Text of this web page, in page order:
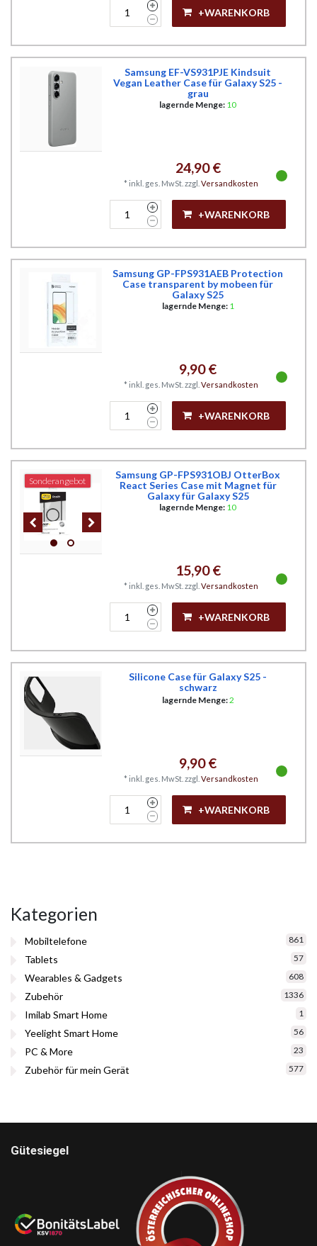
Kategorien
Mobiltelefone 861
Tablets 57
Wearables & Gadgets 608
Zubehör 1336
Imilab Smart Home 1
Yeelight Smart Home 56
PC & More 23
Zubehör für mein Gerät 577
+WARENKORB
Samsung EF-VS931PJE Kindsuit
Vegan Leather Case für Galaxy S25 -
grau
lagernde Menge: 10
24,90 €
* inkl. ges. MwSt. zzgl. Versandkosten
+WARENKORB
Samsung GP-FPS931AEB Protection
Case transparent by mobeen für
Galaxy S25
lagernde Menge: 1
9,90 €
* inkl. ges. MwSt. zzgl. Versandkosten
+WARENKORB
Sonderangebot
Samsung GP-FPS931OBJ OtterBox
React Series Case mit Magnet für
Galaxy für Galaxy S25
lagernde Menge: 10
15,90 €
* inkl. ges. MwSt. zzgl. Versandkosten
+WARENKORB
Silicone Case für Galaxy S25 -
schwarz
lagernde Menge:2
9,90 €
* inkl. ges. MwSt. zzgl. Versandkosten
+WARENKORB
Gütesiegel